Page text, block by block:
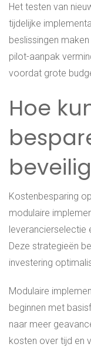
Het testen van
tijdelijke
beslissingen
pilot-aanpak
voordat grote
Hoe
Kostenbesparing
modulaire
leverancierselectie
Deze strategieën
investering
Modulaire
beginnen met
naar meer
kosten over tijd en